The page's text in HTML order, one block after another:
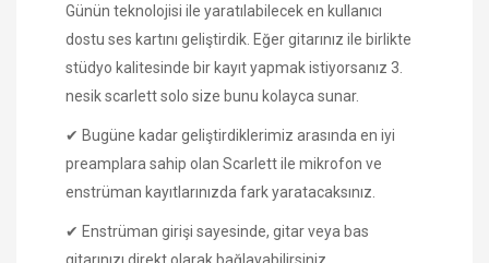
Günün teknolojisi ile yaratılabilecek en kullanıcı
dostu ses kartını geliştirdik. Eğer gitarınız ile birlikte
stüdyo kalitesinde bir kayıt yapmak istiyorsanız 3.
nesik scarlett solo size bunu kolayca sunar.
✔ Bugüne kadar geliştirdiklerimiz arasında en iyi
preamplara sahip olan Scarlett ile mikrofon ve
enstrüman kayıtlarınızda fark yaratacaksınız.
✔ Enstrüman girişi sayesinde, gitar veya bas
gitarınızı direkt olarak bağlayabilirsiniz.